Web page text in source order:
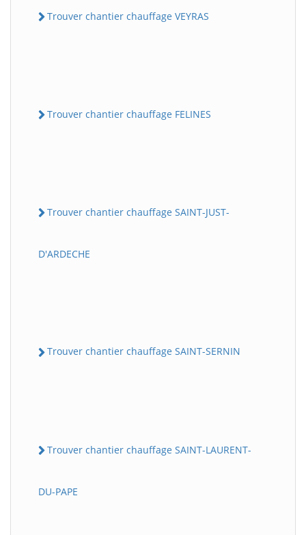
Trouver chantier chauffage VEYRAS
Trouver chantier chauffage FELINES
Trouver chantier chauffage SAINT-JUST-
D'ARDECHE
Trouver chantier chauffage SAINT-SERNIN
Trouver chantier chauffage SAINT-LAURENT-
DU-PAPE